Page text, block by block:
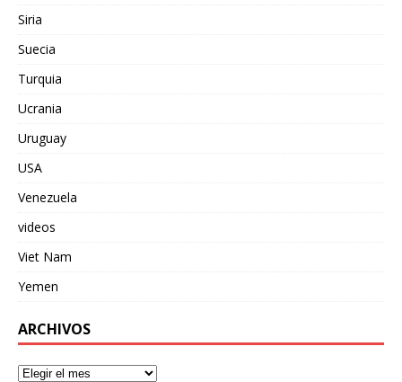
Siria
Suecia
Turquia
Ucrania
Uruguay
USA
Venezuela
videos
Viet Nam
Yemen
ARCHIVOS